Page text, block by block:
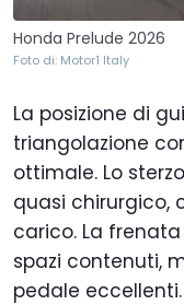
Honda Prelude 2026
Foto di: Motor1 Italy
La posizione di
triangolazione
ottimale. Lo
quasi chirurgico,
carico. La
spazi contenuti,
pedale